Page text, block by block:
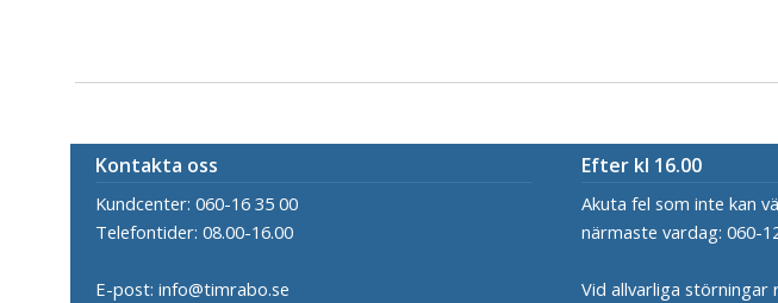
Kontakta oss
Kundcenter: 060-16 35 00
Telefontider: 08.00-16.00
E-post: info@timrabo.se
Efter kl 16.00
Akuta fel som inte kan
närmaste vardag: 060-
Vid allvarliga störningar